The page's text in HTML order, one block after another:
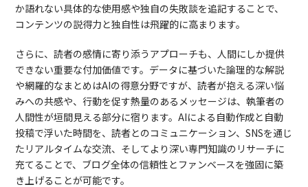
か語れない具体的な使用感や独自の失敗談を追記することで、
コンテンツの説得力と独自性は飛躍的に高まります。
さらに、読者の感情に寄り添うアプローチも、人間にしか提供
できない重要な付加価値です。データに基づいた論理的な解説
や網羅的なまとめはAIの得意分野ですが、読者が抱える深い悩
みへの共感や、行動を促す熱量のあるメッセージは、執筆者の
人間性が垣間見える部分に宿ります。AIによる自動作成と自動
投稿で浮いた時間を、読者とのコミュニケーション、SNSを通じ
たリアルタイムな交流、そしてより深い専門知識のリサーチに
充てることで、ブログ全体の信頼性とファンベースを強固に築
き上げることが可能です。